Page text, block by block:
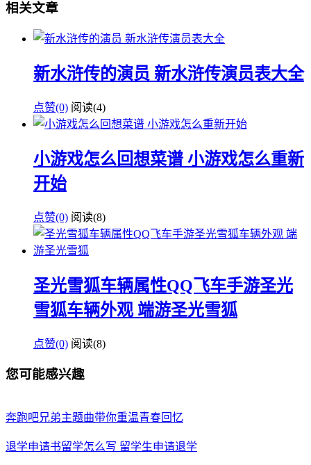
相关文章
新水浒传的演员 新水浒传演员表大全
点赞(0) 阅读(4)
小游戏怎么回想菜谱 小游戏怎么重新
开始
点赞(0) 阅读(8)
圣光雪狐车辆属性QQ飞车手游圣光
雪狐车辆外观 端游圣光雪狐
点赞(0) 阅读(8)
您可能感兴趣
奔跑吧兄弟主题曲带你重温青春回忆
退学申请书留学怎么写 留学生申请退学